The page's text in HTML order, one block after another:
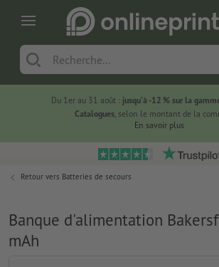
Du 1er au 31 août : jusqu’à -12 % sur la
Catalogues, selon le montant de la
En savoir plus
Retour vers Batteries de secours
Banque d'alimentation
mAh